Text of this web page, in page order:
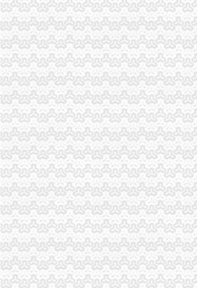
怎么处理税务机关给小规模纳税人
小规模纳税人销售使用过的固定资
专用发票申请
开具《红字增值税专用发票通知单
资料：天津市营业税改征增值税试
增值税普通发票
增值税普通发票图片素材_增值税
增值税专用发票和增值税普通发票
增值税专用发票
增值税专用发票与增值税普通发票
增值税专用发票开具的几大误区_会
开增值税公司
个人付款到公司帐户,能否开增值税
问：?关于怎么开增值税专用发票
增值税核定标准